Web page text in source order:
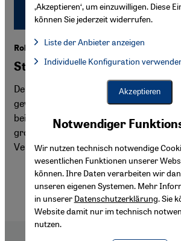
Rolle der Religionen im Nahost-Konflikt
Stolpersteine auf dem Weg
Der Palästina-Konflikt war von Anfang
gewöhnlicher territorialer Konflikt.
bei den Israelis als auch bei den
große Rolle. Fromme Eiferer beider
Verhandlungen über eine friedliche
Notwendiger
Wir nutzen technisch notwendige
wesentlichen Funktionen unserer
können. Ihre Daten verarbeiten wir
unseren eigenen Systemen. Mehr
in unserer Datenschutzerklärung. Sie
Website damit nur im technisch
nutzen.
‚Akzeptieren‘, um einzuwilligen. Diese
können Sie jederzeit widerrufen.
Liste der Anbieter anzeigen
Facebook Embed / Facebook
Facebook Embed / Facebook
Google Maps Embed
Individuelle Konfiguration
Akzeptieren